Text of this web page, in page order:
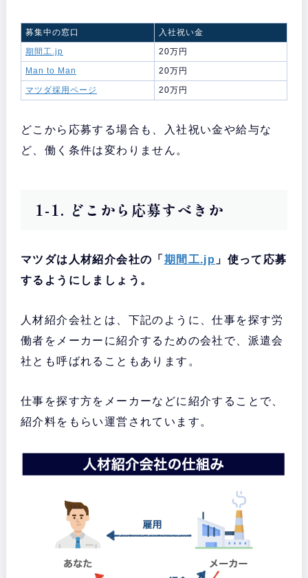
募集中の窓口
入社祝い金
期間工.jp
20万円
Man to Man
20万円
マツダ採用ページ
20万円
どこから応募する場合も、入社祝い金や給与な
ど、働く条件は変わりません。
1-1. どこから応募すべきか
マツダは人材紹介会社の「 期間工.jp 」使って応募
するようにしましょう。
人材紹介会社とは、下記のように、仕事を探す労
働者をメーカーに紹介するための会社で、派遣会
社とも呼ばれることもあります。
仕事を探す方をメーカーなどに紹介することで、
紹介料をもらい運営されています。